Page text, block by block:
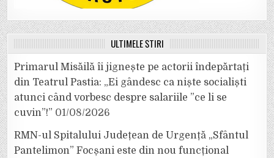
ULTIMELE ȘTIRI
Primarul Misăilă îi jignește pe actorii îndepărtați
din Teatrul Pastia: „Ei gândesc ca niște socialiști
atunci când vorbesc despre salariile ”ce li se
cuvin”!” 01/08/2026
RMN-ul Spitalului Județean de Urgență „Sfântul
Pantelimon” Focșani este din nou funcțional